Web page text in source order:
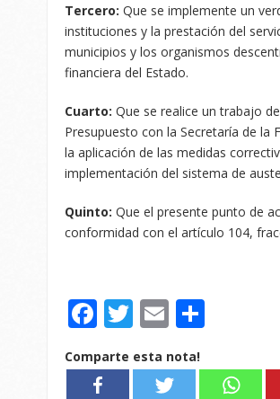
Tercero: Que se implemente un
instituciones y la prestación del
municipios y los organismos
financiera del Estado.
Cuarto: Que se realice un trabajo
Presupuesto con la Secretaría de la
la aplicación de las medidas
implementación del sistema de
Quinto: Que el presente punto de
conformidad con el artículo 104,
Facebook
Twitter
Email
Comparte esta nota!